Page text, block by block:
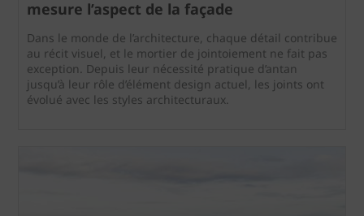
mesure l’aspect de la façade
Dans le monde de l’architecture, chaque détail contribue
au récit visuel, et le mortier de jointoiement ne fait pas
exception. Depuis leur nécessité pratique d’antan
jusqu’à leur rôle d’élément design actuel, les joints ont
évolué avec les styles architecturaux.